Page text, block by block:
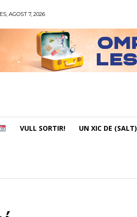
AGOST 7, 2026
VULL SORTIR! UN XIC DE (SALT)